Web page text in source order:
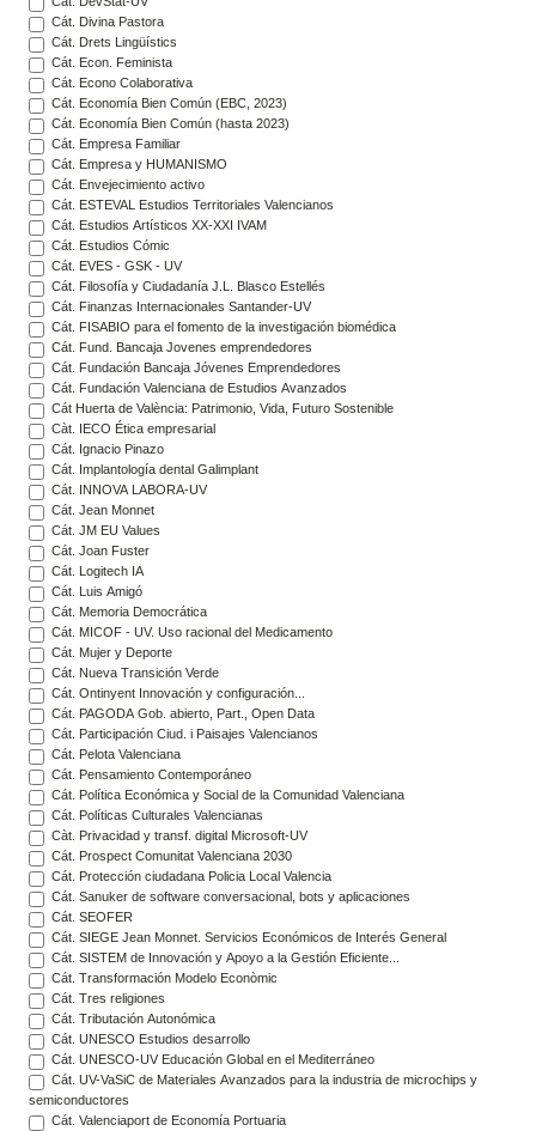
Cát. Divina Pastora
Cát. Drets Lingüístics
Cát. Econ. Feminista
Cát. Econo Colaborativa
Cát. Economía Bien Común (EBC, 2023)
Cát. Economía Bien Común (hasta 2023)
Cát. Empresa Familiar
Cát. Empresa y HUMANISMO
Cát. Envejecimiento activo
Cát. ESTEVAL Estudios Territoriales Valencianos
Cát. Estudios Artísticos XX-XXI IVAM
Cát. Estudios Cómic
Cát. EVES - GSK - UV
Cát. Filosofía y Ciudadanía J.L. Blasco Estellés
Cát. Finanzas Internacionales Santander-UV
Cát. FISABIO para el fomento de la investigación biomédica
Cát. Fund. Bancaja Jovenes emprendedores
Cát. Fundación Bancaja Jóvenes Emprendedores
Cát. Fundación Valenciana de Estudios Avanzados
Cát Huerta de València: Patrimonio, Vida, Futuro Sostenible
Càt. IECO Ética empresarial
Cát. Ignacio Pinazo
Cát. Implantología dental Galimplant
Cát. INNOVA LABORA-UV
Cát. Jean Monnet
Cát. JM EU Values
Cát. Joan Fuster
Cát. Logitech IA
Cát. Luis Amigó
Cát. Memoria Democrática
Cát. MICOF - UV. Uso racional del Medicamento
Cát. Mujer y Deporte
Cát. Nueva Transición Verde
Cát. Ontinyent Innovación y configuración...
Cát. PAGODA Gob. abierto, Part., Open Data
Cát. Participación Ciud. i Paisajes Valencianos
Cát. Pelota Valenciana
Cát. Pensamiento Contemporáneo
Cát. Política Económica y Social de la Comunidad Valenciana
Cát. Políticas Culturales Valencianas
Càt. Privacidad y transf. digital Microsoft-UV
Cát. Prospect Comunitat Valenciana 2030
Cát. Protección ciudadana Policia Local Valencia
Cát. Sanuker de software conversacional, bots y aplicaciones
Cát. SEOFER
Cát. SIEGE Jean Monnet. Servicios Económicos de Interés General
Cát. SISTEM de Innovación y Apoyo a la Gestión Eficiente...
Cát. Transformación Modelo Econòmic
Cát. Tres religiones
Cát. Tributación Autonómica
Cát. UNESCO Estudios desarrollo
Cát. UNESCO-UV Educación Global en el Mediterráneo
Cát. UV-VaSiC de Materiales Avanzados para la industria de microchips y
semiconductores
Cát. Valenciaport de Economía Portuaria